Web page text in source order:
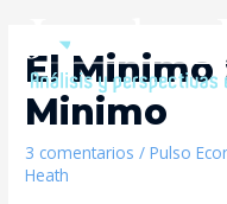
El Minimo
Minimo
3 comentarios /Pulso
Heath